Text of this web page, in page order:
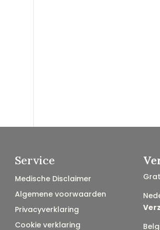
Service
Medische Disclaimer
Algemene voorwaarden
Privacyverklaring
Cookie verklaring